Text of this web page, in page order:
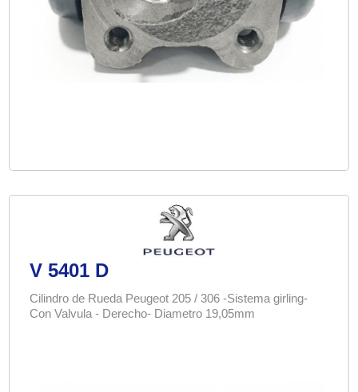
V 5401 D
Cilindro de Rueda Peugeot 205 / 306 -Sistema girling-
Con Valvula - Derecho- Diametro 19,05mm